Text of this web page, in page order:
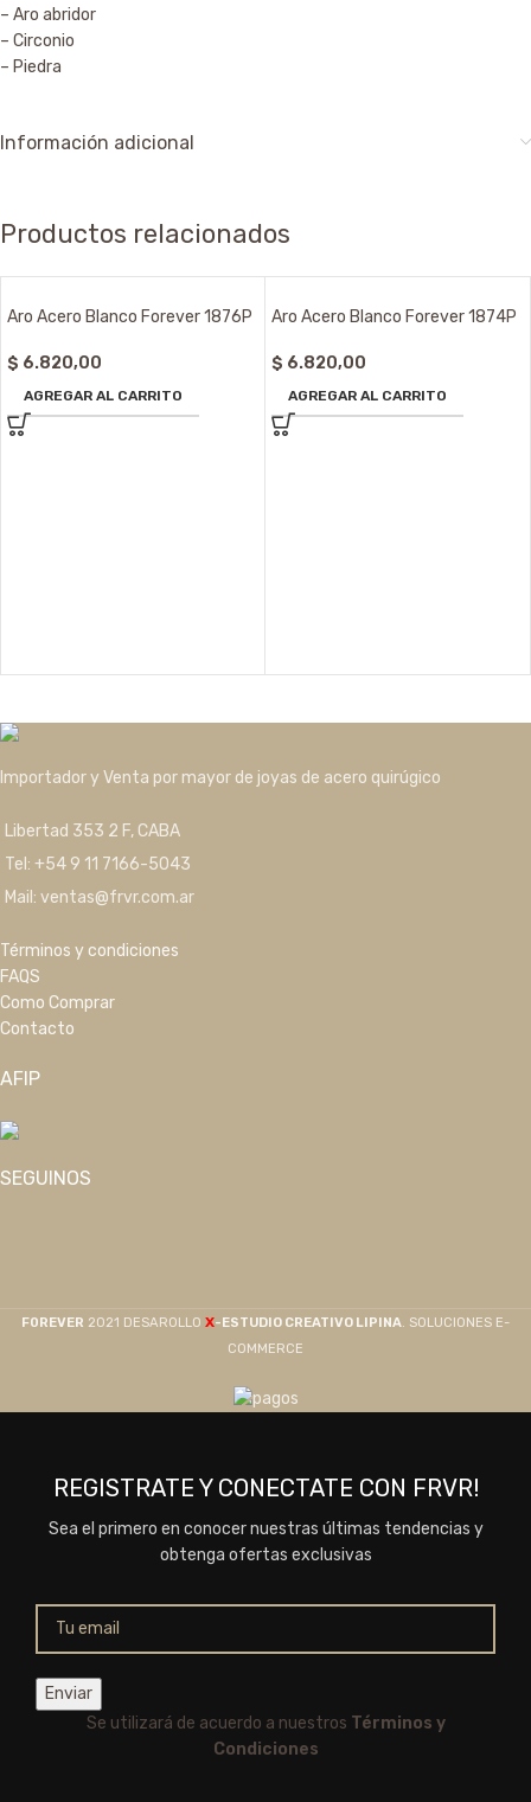
– Aro abridor
– Circonio
– Piedra
Información adicional
Productos relacionados
Aro Acero Blanco Forever 1876P
$ 6.820,00
AGREGAR AL CARRITO
Aro Acero Blanco Forever 1874P
$ 6.820,00
AGREGAR AL CARRITO
Importador y Venta por mayor de joyas de acero quirúgico
Libertad 353 2 F, CABA
Tel: +54 9 11 7166-5043
Mail: ventas@frvr.com.ar
Términos y condiciones
FAQS
Como Comprar
Contacto
AFIP
SEGUINOS
F0REVER 2021 DESAROLLO X-ESTUDIO CREATIVO LIPINA. SOLUCIONES E-
COMMERCE
REGISTRATE Y CONECTATE CON FRVR!
Sea el primero en conocer nuestras últimas tendencias y
obtenga ofertas exclusivas
Se utilizará de acuerdo a nuestros Términos y
Condiciones